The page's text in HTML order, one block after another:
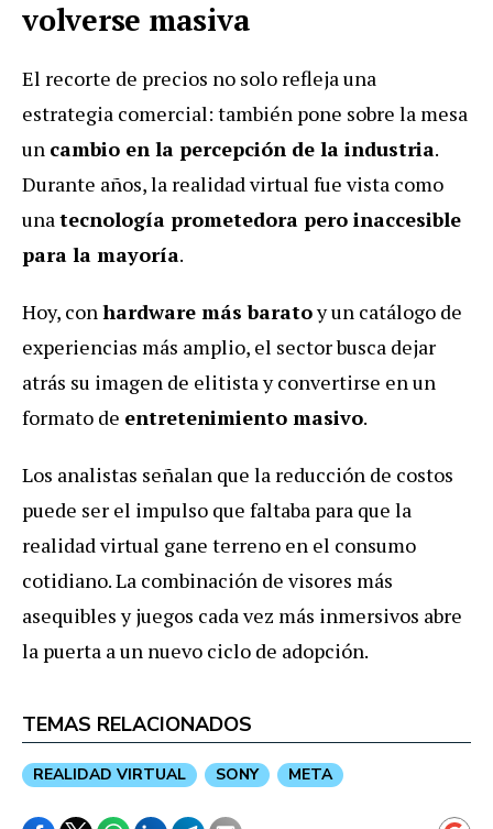
volverse masiva
El recorte de precios no solo refleja una
estrategia comercial: también pone sobre la mesa
un cambio en la percepción de la industria.
Durante años, la realidad virtual fue vista como
unatecnología prometedora pero inaccesible
para la mayoría.
Hoy, conhardware más baratoy un catálogo de
experiencias más amplio, el sector busca dejar
atrás su imagen de elitista y convertirse en un
formato de entretenimiento masivo.
Los analistas señalan que la reducción de costos
puede ser el impulso que faltaba para que la
realidad virtual gane terreno en el consumo
cotidiano. La combinación de visores más
asequibles y juegos cada vez más inmersivos abre
la puerta a un nuevo ciclo de adopción.
TEMAS RELACIONADOS
REALIDAD VIRTUAL SONY META